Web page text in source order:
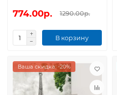
774.00р. 1290.00р.
В корзину
Ваша скидка: -20%